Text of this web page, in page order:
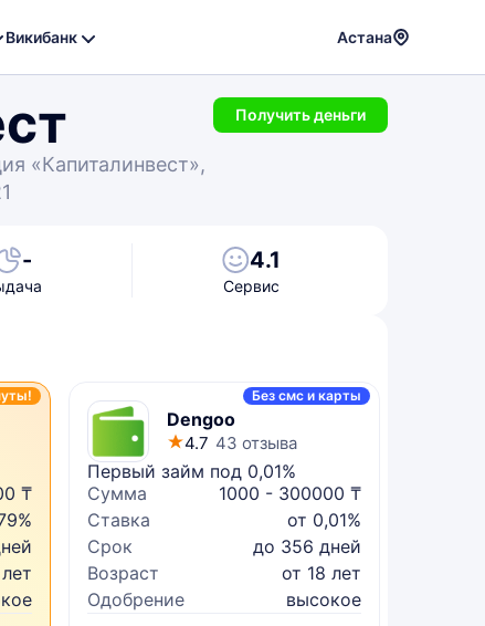
Викибанк Астана
«Капиталинвест»,
Получить деньги
- 4.1
Сервис
₸
Без смс и карты
Dengoo
4.7 43 отзыва
Первый займ под 0,01%
Сумма
1000 - 300000 ₸
Ставка
от 0,01%
Срок
до 356 дней
Возраст
от 18 лет
Одобрение
высокое